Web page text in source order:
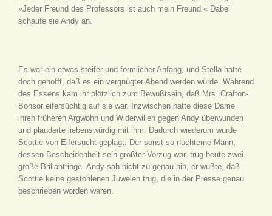
»Jeder Freund des Professors ist auch mein Freund.« Dabei
schaute sie Andy an.
Es war ein etwas steifer und förmlicher Anfang, und Stella hatte
doch gehofft, daß es ein vergnügter Abend werden würde. Während
des Essens kam ihr plötzlich zum Bewußtsein, daß Mrs. Crafton-
Bonsor eifersüchtig auf sie war. Inzwischen hatte diese Dame
ihren früheren Argwohn und Widerwillen gegen Andy überwunden
und plauderte liebenswürdig mit ihm. Dadurch wiederum wurde
Scottie von Eifersucht geplagt. Der sonst so nüchterne Mann,
dessen Bescheidenheit sein größter Vorzug war, trug heute zwei
große Brillantringe. Andy sah nicht zu genau hin, er wußte, daß
Scottie keine gestohlenen Juwelen trug, die in der Presse genau
beschrieben worden waren.